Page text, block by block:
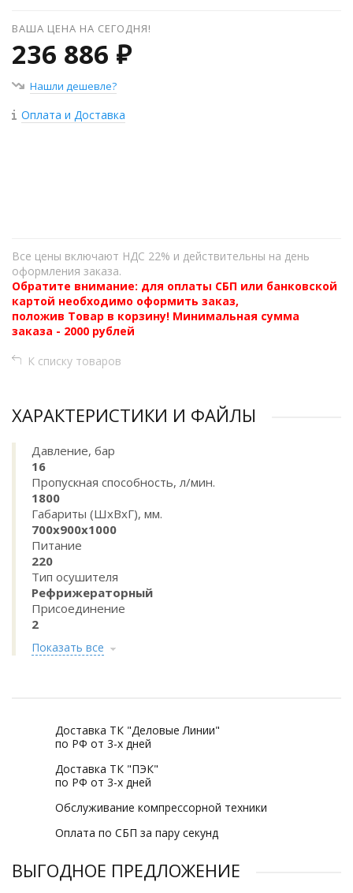
ВАША ЦЕНА НА СЕГОДНЯ!
236 886 ₽
Нашли дешевле?
Оплата и Доставка
Все цены включают НДС 22% и действительны на день
оформления заказа.
Обратите внимание: для оплаты СБП или банковской
картой необходимо оформить заказ,
положив Товар в корзину! Минимальная сумма
заказа - 2000 рублей
К списку товаров
ХАРАКТЕРИСТИКИ И ФАЙЛЫ
Давление, бар
16
Пропускная способность, л/мин.
1800
Габариты (ШхВхГ), мм.
700х900х1000
Питание
220
Тип осушителя
Рефрижераторный
Присоединение
2
Показать все
Доставка ТК "Деловые Линии"
по РФ от 3-х дней
Доставка ТК "ПЭК"
по РФ от 3-х дней
Обслуживание компрессорной техники
Оплата по СБП за пару секунд
ВЫГОДНОЕ ПРЕДЛОЖЕНИЕ